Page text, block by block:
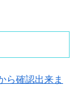
ら確認出来ま